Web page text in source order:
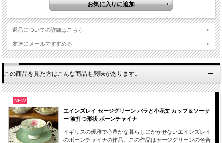
返品についての詳細はこちら
友達にメールですすめる
この商品を見た方はこんな商品も興味があります。
NEW
エインズレイ セージグリーン バラと小花文 カップ＆ソーサ
ー 波打つ形状 ボーンチャイナ
イギリスの優雅で心豊かな暮らしにかかせないエインズレイ
のボーンチャイナの作品。この作品はセージグリーンの色合